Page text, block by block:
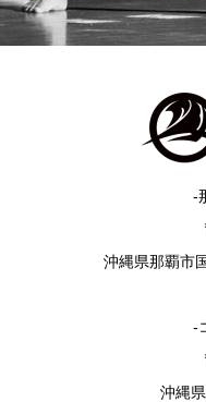
-
沖縄県那覇市
-
沖縄